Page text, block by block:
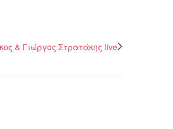
& Γιώργος Στρατάκης live